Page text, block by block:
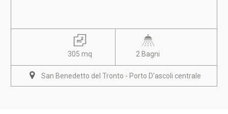
305 mq 2 Bagni
San Benedetto del Tronto - Porto D'ascoli centrale